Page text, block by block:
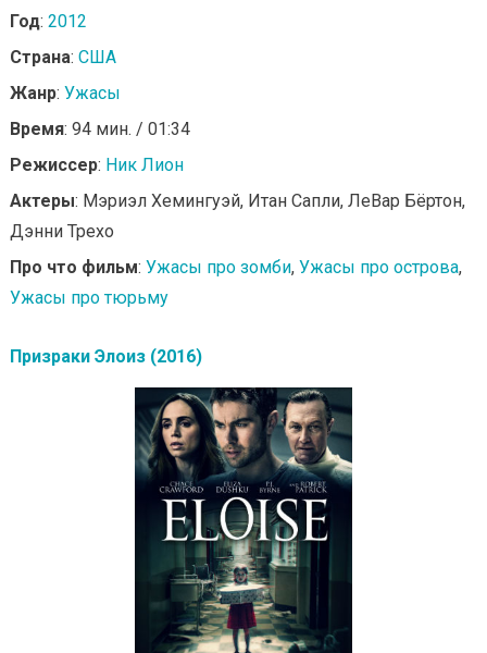
Год: 2012
Страна: США
Жанр: Ужасы
Время: 94 мин. / 01:34
Режиссер: Ник Лион
Актеры: Мэриэл Хемингуэй, Итан Сапли, ЛеВар Бёртон,
Дэнни Трехо
Про что фильм: Ужасы про зомби, Ужасы про острова,
Ужасы про тюрьму
Призраки Элоиз (2016)